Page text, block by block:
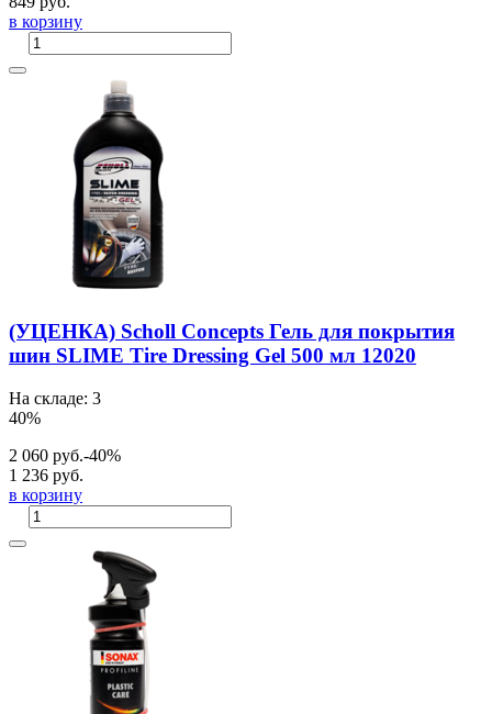
в корзину
(УЦЕНКА) Scholl Concepts Гель для покрытия
шин SLIME Tire Dressing Gel 500 мл 12020
На складе: 3
40%
2 060 руб.-40%
1 236 руб.
в корзину